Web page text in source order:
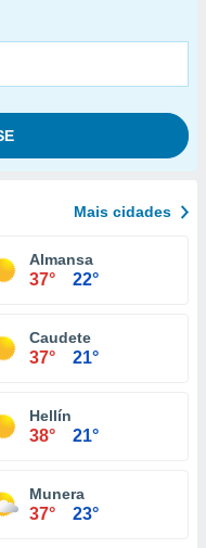
Mais cidades
Almansa
37° 22°
Caudete
37° 21°
Hellín
38° 21°
Munera
37° 23°